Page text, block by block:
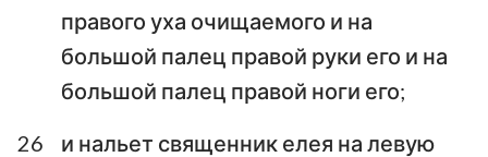
правого уха очищаемого и на
большой палец правой руки его и на
большой палец правой ноги его;
26
и нальет священник елея на левую